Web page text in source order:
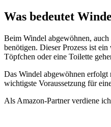
Was bedeutet
Beim Windel abgewöhnen,
benötigen. Dieser Prozess ist
Töpfchen oder eine Toilette
Das Windel abgewöhnen erfolgt
wichtigste Voraussetzung für
Als Amazon-Partner verdiene